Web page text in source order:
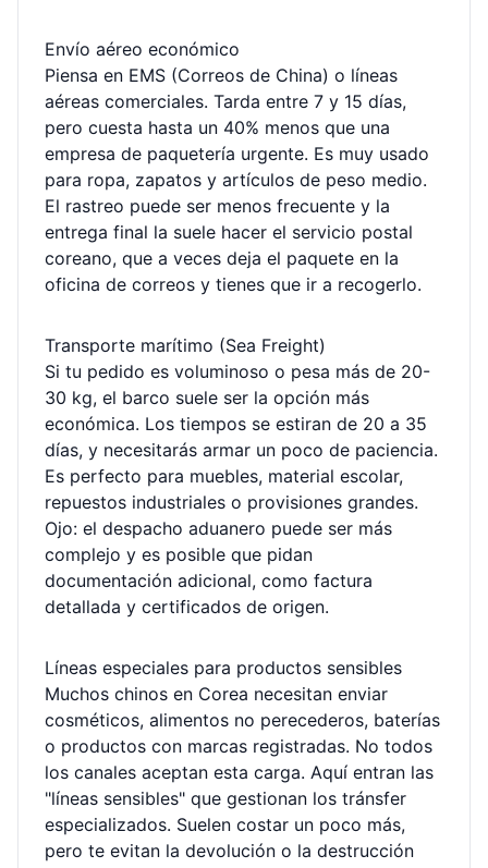
Envío aéreo económico
Piensa en EMS (Correos de China) o líneas
aéreas comerciales. Tarda entre 7 y 15 días,
pero cuesta hasta un 40% menos que una
empresa de paquetería urgente. Es muy usado
para ropa, zapatos y artículos de peso medio.
El rastreo puede ser menos frecuente y la
entrega final la suele hacer el servicio postal
coreano, que a veces deja el paquete en la
oficina de correos y tienes que ir a recogerlo.
Transporte marítimo (Sea Freight)
Si tu pedido es voluminoso o pesa más de 20-
30 kg, el barco suele ser la opción más
económica. Los tiempos se estiran de 20 a 35
días, y necesitarás armar un poco de paciencia.
Es perfecto para muebles, material escolar,
repuestos industriales o provisiones grandes.
Ojo: el despacho aduanero puede ser más
complejo y es posible que pidan
documentación adicional, como factura
detallada y certificados de origen.
Líneas especiales para productos sensibles
Muchos chinos en Corea necesitan enviar
cosméticos, alimentos no perecederos, baterías
o productos con marcas registradas. No todos
los canales aceptan esta carga. Aquí entran las
"líneas sensibles" que gestionan los tránsfer
especializados. Suelen costar un poco más,
pero te evitan la devolución o la destrucción